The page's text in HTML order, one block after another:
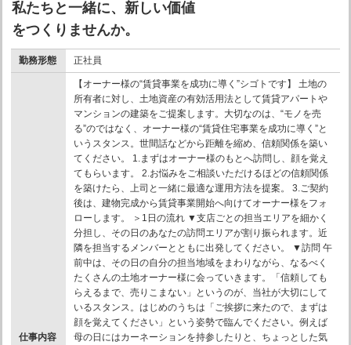
私たちと一緒に、新しい価値
をつくりませんか。
勤務形態 正社員
仕事内容
【オーナー様の“賃貸事業を成功に導く”シゴトです】 土地の
所有者に対し、土地資産の有効活用法として賃貸アパートや
マンションの建築をご提案します。大切なのは、“モノを売
る”のではなく、オーナー様の“賃貸住宅事業を成功に導く”と
いうスタンス。世間話などから距離を縮め、信頼関係を築い
てください。 1.まずはオーナー様のもとへ訪問し、顔を覚え
てもらいます。 2.お悩みをご相談いただけるほどの信頼関係
を築けたら、上司と一緒に最適な運用方法を提案。 3.ご契約
後は、建物完成から賃貸事業開始へ向けてオーナー様をフォ
ローします。 ＞1日の流れ ▼支店ごとの担当エリアを細かく
分担し、その日のあなたの訪問エリアが割り振られます。近
隣を担当するメンバーとともに出発してください。 ▼訪問 午
前中は、その日の自分の担当地域をまわりながら、なるべく
たくさんの土地オーナー様に会っていきます。「信頼しても
らえるまで、売りこまない」というのが、当社が大切にして
いるスタンス。はじめのうちは「ご挨拶に来たので、まずは
顔を覚えてください」という姿勢で臨んでください。例えば
母の日にはカーネーションを持参したりと、ちょっとした気